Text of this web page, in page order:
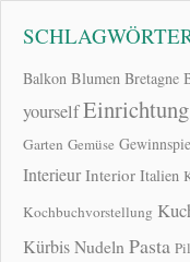
Balkon Blumen Bretagne
yourselfEinrichtung
Garten Gemüse
Interieur Interior Italien
Kochbuchvorstellung
KürbisNudeln Pasta